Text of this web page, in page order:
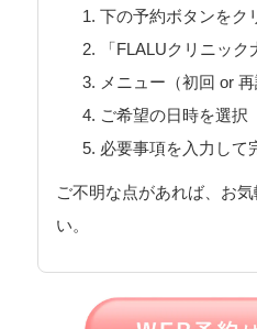
下の予約ボタンをク
「FLALUクリニッ
メニュー（初回 or
ご希望の日時を選択
必要事項を入力して
ご不明な点があれば、お
い。